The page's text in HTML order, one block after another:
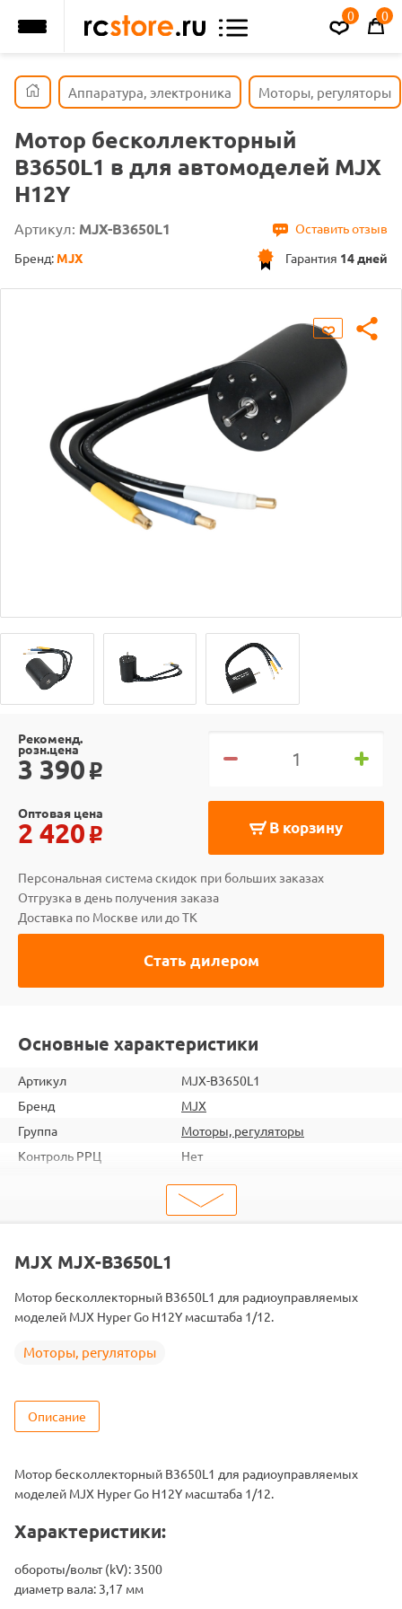
0 0
Аппаратура, электроника Моторы, регуляторы
Мотор бесколлекторный
B3650L1 в для автомоделей MJX
H12Y
Артикул: MJX-B3650L1
Оставить отзыв
Гарантия 14 дней
Бренд: MJX
Рекоменд.
розн.цена
3 390 o
В корзину
Оптовая цена
2 420 o
Персональная система скидок при больших заказах
Отгрузка в день получения заказа
Доставка по Москве или до ТК
Стать дилером
Основные характеристики
Артикул
MJX-B3650L1
Бренд
MJX
Группа
Моторы, регуляторы
Контроль РРЦ
Нет
2000000279305
Моторы
Подходит
MJX MJX-B3650L1
Мотор бесколлекторный B3650L1 для радиоуправляемых
моделей MJX Hyper Go H12Y масштаба 1/12.
Моторы, регуляторы
Описание
Мотор бесколлекторный B3650L1 для радиоуправляемых
моделей MJX Hyper Go H12Y масштаба 1/12.
Характеристики:
обороты/вольт (kV): 3500
диаметр вала: 3,17 мм